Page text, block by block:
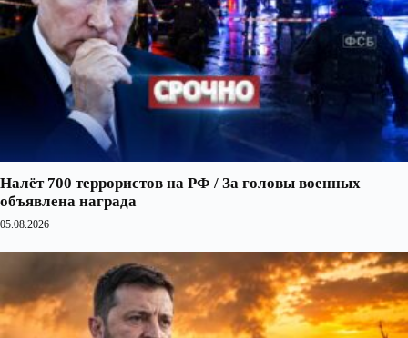
Налёт 700 террористов на РФ / За головы военных
объявлена награда
05.08.2026